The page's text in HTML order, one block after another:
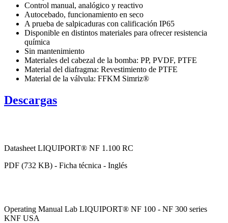
Control manual, analógico y reactivo
Autocebado, funcionamiento en seco
A prueba de salpicaduras con calificación IP65
Disponible en distintos materiales para ofrecer resistencia
química
Sin mantenimiento
Materiales del cabezal de la bomba: PP, PVDF, PTFE
Material del diafragma: Revestimiento de PTFE
Material de la válvula: FFKM Simriz®
Descargas
Datasheet LIQUIPORT® NF 1.100 RC
PDF (732 KB) - Ficha técnica - Inglés
Operating Manual Lab LIQUIPORT® NF 100 - NF 300 series
KNF USA